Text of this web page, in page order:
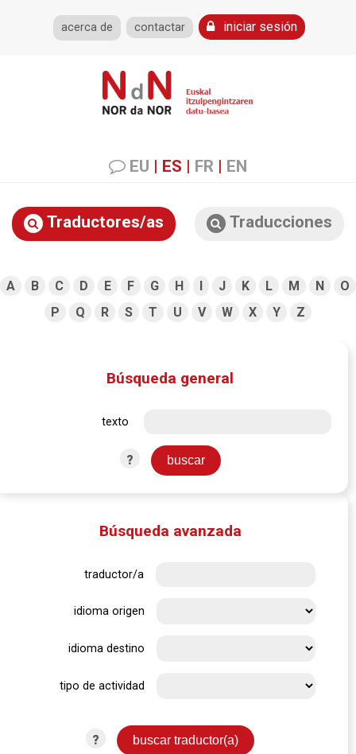
acerca de contactar iniciar sesión
EU | ES | FR | EN
Traductores/as Traducciones
A B C D E F G H I J K L M N
O
P
Q R S T U V W X Y Z
Búsqueda general
texto
?
Búsqueda avanzada
traductor/a
idioma origen
idioma destino
tipo de actividad
?